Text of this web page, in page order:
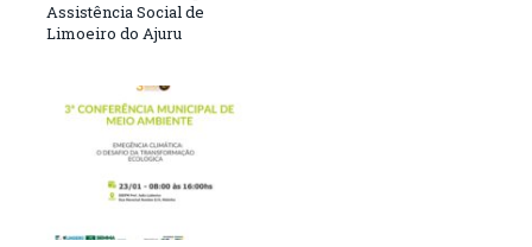
Assistência Social de
Limoeiro do Ajuru